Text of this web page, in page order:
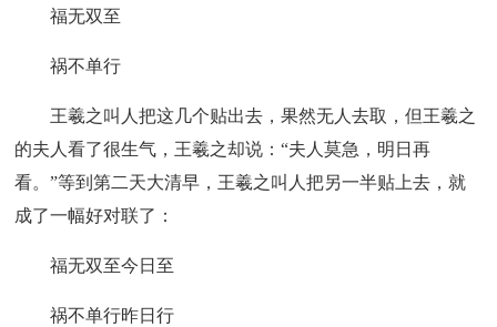
福无双至
祸不单行
王羲之叫人把这几个贴出去，果然无人去取，但王羲之
的夫人看了很生气，王羲之却说：“夫人莫急，明日再
看。”等到第二天大清早，王羲之叫人把另一半贴上去，就
成了一幅好对联了：
福无双至今日至
祸不单行昨日行